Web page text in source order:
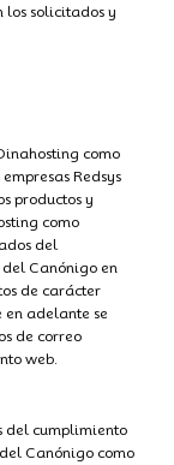
los solicitados y
como
Redsys
productos y
como
del
Canónigo en
de carácter
en adelante se
de correo
web.
del cumplimiento
Canónigo como